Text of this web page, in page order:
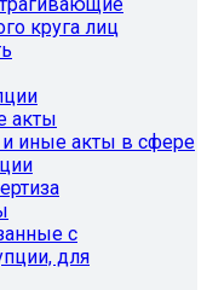
круга лиц
акты
иные акты в сфере
с
для